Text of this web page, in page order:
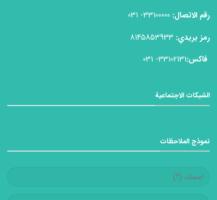
رقم الاتصال: 33100000- 031
رمز بريدي:
فاكس:33102131- 031
الشبكات الاجتماعية
نموذج الملاحظات